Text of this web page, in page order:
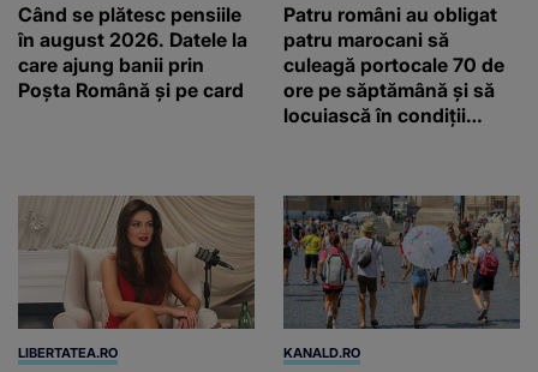
Când se plătesc pensiile
în august 2026. Datele la
care ajung banii prin
Poșta Română și pe card
Patru români au obligat
patru marocani să
culeagă portocale 70 de
ore pe săptămână și să
locuiască în condiții
LIBERTATEA.RO KANALD.RO